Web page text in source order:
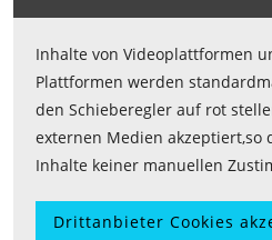
Inhalte von Videoplattformen
Plattformen werden
den Schieberegler auf rot
externen Medien akzeptiert,so
Inhalte keiner manuellen
Drittanbieter Cookies